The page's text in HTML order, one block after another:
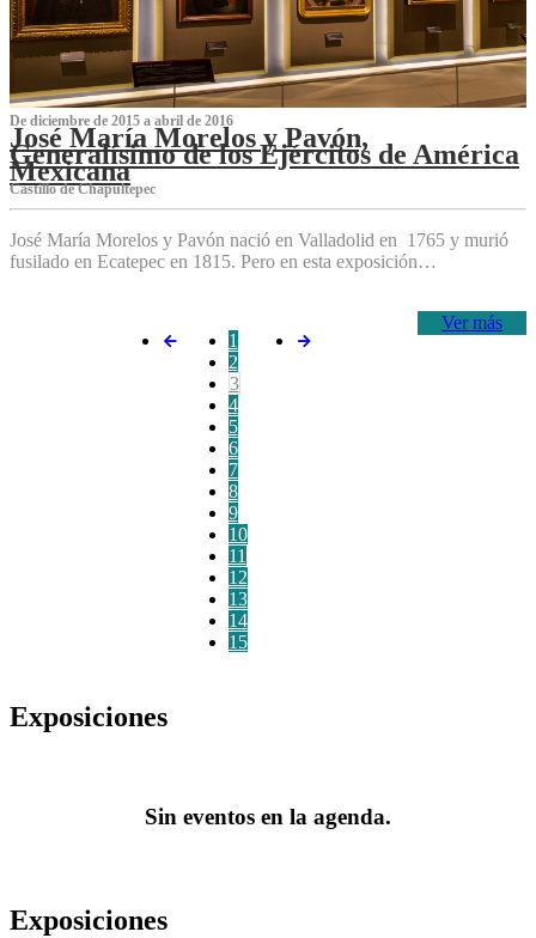
De diciembre de 2015 a abril de 2016
José María Morelos y Pavón,
Generalísimo de los Ejércitos de América
Mexicana
C‌astillo de Chapultepec
José María Morelos y Pavón nació en Valladolid en 1765 y murió
fusilado en Ecatepec en 1815. Pero en esta exposición…
Ver más
1
2
3
4
5
6
7
8
9
10
11
12
13
14
15
Exposiciones
Sin eventos en la agenda.
Exposiciones